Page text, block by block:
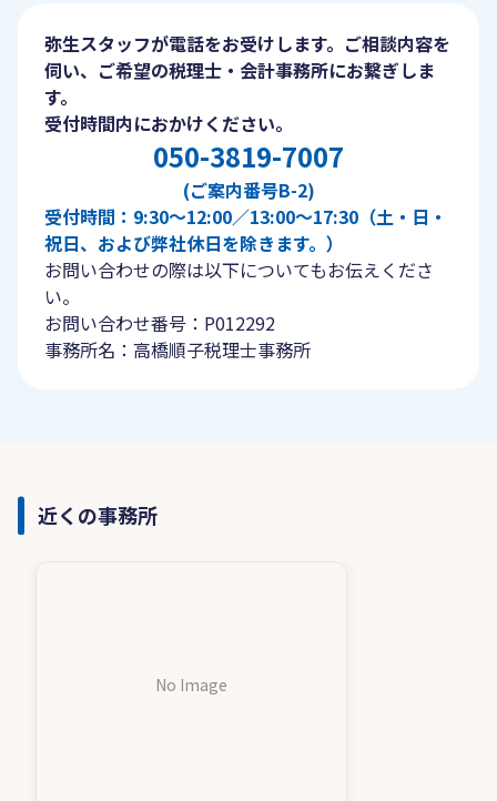
弥生スタッフが電話をお受けします。ご相談内容を
伺い、ご希望の税理士・会計事務所にお繋ぎしま
す。
受付時間内におかけください。
050-3819-7007
(ご案内番号B-2)
受付時間：9:30〜12:00／13:00〜17:30（土・日・
祝日、および弊社休日を除きます。）
お問い合わせの際は以下についてもお伝えくださ
い。
お問い合わせ番号：P012292
事務所名：高橋順子税理士事務所
近くの事務所
No Image